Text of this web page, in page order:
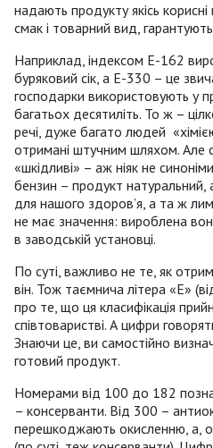
надають продукту якісь
смак і товарний вид,
Наприклад, індексом Е-162
буряковий сік, а Е-330 – це
господарки використовують у
багатьох десятиліть. То ж –
речі, дуже багато людей
отримані штучним шляхом. Але
«шкідливі» – аж ніяк не
бензин – продукт
для нашого здоров’я, а та ж
не має значення: вироблена
в заводській установці.
По суті, важливо не те, як
він. Тож таємнича літера «Е»
про те, що ця класифікація
співтоваристві. А цифри
Знаючи це, ви самостійно
готовий продукт.
Номерами від 100 до 182
– консерванти. Від 300 –
перешкоджають окисленню, а,